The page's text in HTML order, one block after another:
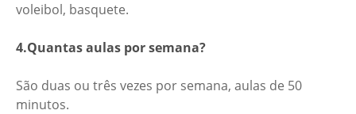
voleibol, basquete.
4.Quantas aulas por semana?
São duas ou três vezes por semana, aulas de 50
minutos.